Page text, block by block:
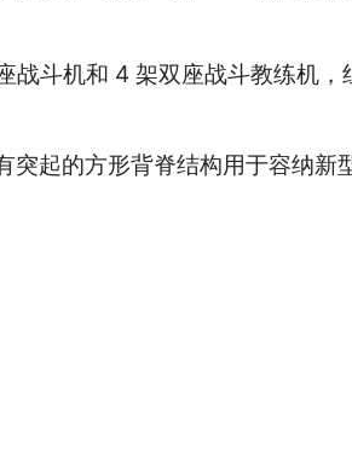
斗机和 4 架双座战斗教练机，
起的方形背脊结构用于容纳新